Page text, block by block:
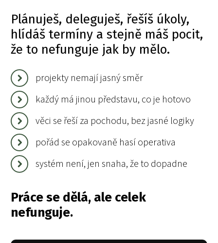
Plánuješ, deleguješ, řešíš úkoly,
hlídáš termíny a stejně máš pocit,
že to nefunguje jak by mělo.
projekty nemají jasný směr
každý má jinou představu, co je hotovo
věci se řeší za pochodu, bez jasné logiky
pořád se opakovaně hasí operativa
systém není, jen snaha, že to dopadne
Práce se dělá, ale celek
nefunguje.